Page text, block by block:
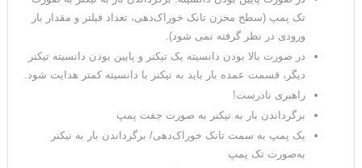
تک پمپ (سطح مخزن تانک خوراک‌دهی، تعداد فیلتر و مقدار بار
ورودی در نظر گرفته‌ نمی شود).
در صورت بالا بودن دانسیته یک تیکنر و پایین بودن دانسیته تیکنر
دیگر، قسمت عمده بار باید به تیکنر با دانسیته کمتر هدایت شود.
راهبری نادرست!
برگرداندن بار به تیکنر به صورت جفت پمپ
یک پمپ به سمت تانک خوراک‌دهی/ برگرداندن بار به تیکنر
به‌صورت تک پمپ